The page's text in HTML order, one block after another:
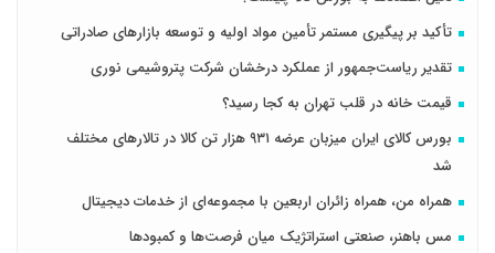
تأکید بر پیگیری مستمر تأمین مواد اولیه و توسعه بازارهای صادراتی
تقدیر ریاست‌جمهور از عملکرد درخشان شرکت پتروشیمی نوری
قیمت خانه در قلب تهران به کجا رسید؟
بورس کالای ایران میزبان عرضه ۹۳۱ هزار تن کالا در تالارهای مختلف
شد
همراه من، همراه زائران اربعین با مجموعه‌ای از خدمات دیجیتال
مس باهنر، صنعتی استراتژیک میان فرصت‌ها و کمبودها